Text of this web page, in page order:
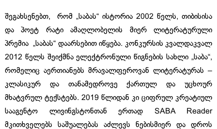
შეგახსენებთ, რომ „საბას“ ისტორია 2002 წელს, თიბისისა
და პოეტ რატი ამაღლობელის მიერ ლიტერატურული
პრემია „საბას“ დაარსებით იწყება. კონკურსის კვალდაკვალ
2012 წელს შეიქმნა ელექტრონული წიგნების სახლი „საბა“,
რომელიც აერთიანებს მრავალფეროვან ლიტერატურას –
კლასიკურ და თანამედროვე ქართულ და უცხოურ
მხატვრულ ტექსტებს. 2019 წლიდან კი ციფრულ კრეატიულ
სააგენტო ლივინგსტონთან ერთად SABA Reader
მკითხველებს საშუალებას აძლევს ნებისმიერ და დროს